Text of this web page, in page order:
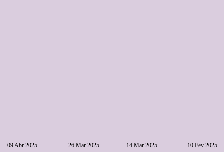
09 Abr 2025 26 Mar 2025 14 Mar 2025 10 Fev 2025